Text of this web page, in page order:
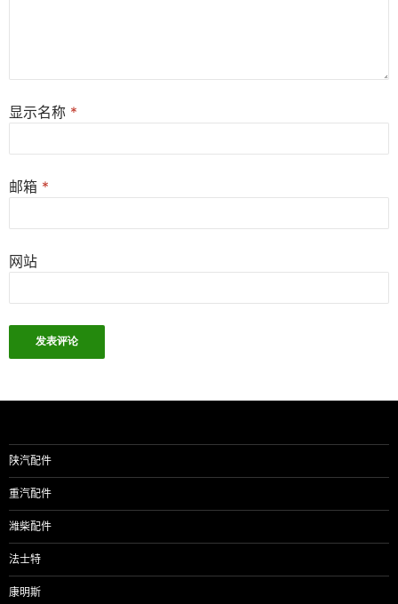
显示名称 *
邮箱 *
网站
陕汽配件
重汽配件
潍柴配件
法士特
康明斯